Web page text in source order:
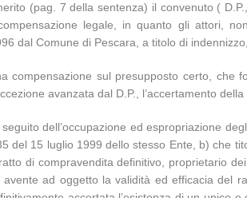
(pag. 7 della sentenza) il convenuto (
legale, in quanto gli attori,
dal Comune di Pescara, a titolo di
compensazione sul presupposto certo,
avanzata dal D.P., l’accertamento
dell’occupazione ed espropriazione
del 15 luglio 1999 dello stesso Ente, b) che
di compravendita definitivo, proprietario
ad oggetto la validità ed efficacia del